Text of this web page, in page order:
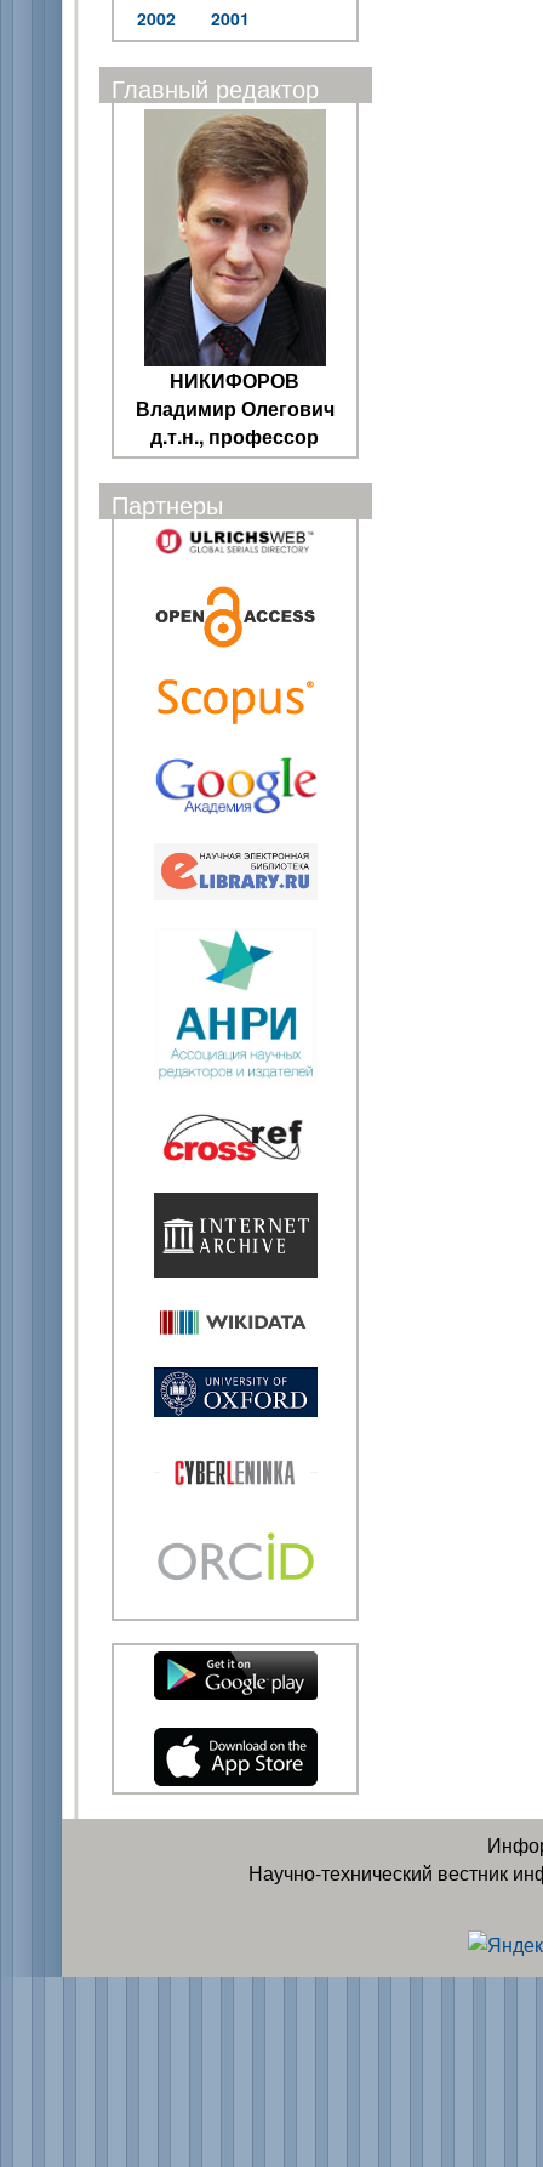
2002
2001
Главный редактор
НИКИФОРОВ
Владимир Олегович
д.т.н., профессор
Партнеры
Научно-технический вестник